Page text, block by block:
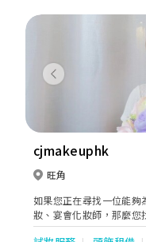
Previous
cjmakeuphk
旺角
如果您正在尋找一位能夠
妝、宴會化妝師，那麼您
化妝師，我擅長為客人打